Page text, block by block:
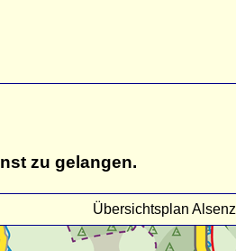
zu gelangen.
Übersichtsplan Alsenz